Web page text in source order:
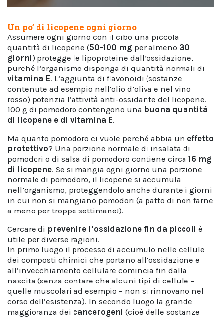
Un po’ di licopene ogni giorno
Assumere ogni giorno con il cibo una piccola
quantità di licopene (50-100 mg per almeno 30
giorni) protegge le lipoproteine dall’ossidazione,
purché l’organismo disponga di quantità normali di
vitamina E. L’aggiunta di flavonoidi (sostanze
contenute ad esempio nell’olio d’oliva e nel vino
rosso) potenzia l’attività anti-ossidante del licopene.
100 g di pomodoro contengono una buona quantità
di licopene e di vitamina E.
Ma quanto pomodoro ci vuole perché abbia un effetto
protettivo? Una porzione normale di insalata di
pomodori o di salsa di pomodoro contiene circa 16 mg
di licopene. Se si mangia ogni giorno una porzione
normale di pomodoro, il licopene si accumula
nell’organismo, proteggendolo anche durante i giorni
in cui non si mangiano pomodori (a patto di non farne
a meno per troppe settimane!).
Cercare di prevenire l’ossidazione fin da piccoli è
utile per diverse ragioni.
In primo luogo il processo di accumulo nelle cellule
dei composti chimici che portano all’ossidazione e
all’invecchiamento cellulare comincia fin dalla
nascita (senza contare che alcuni tipi di cellule –
quelle muscolari ad esempio – non si rinnovano nel
corso dell’esistenza). In secondo luogo la grande
maggioranza dei cancerogeni (cioè delle sostanze